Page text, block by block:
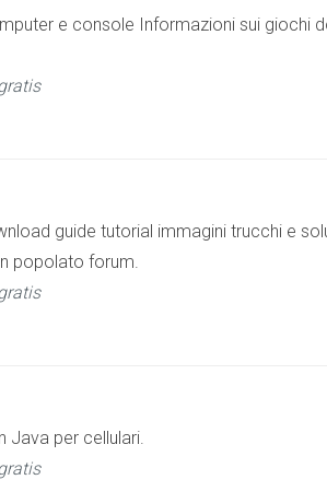
e console Informazioni sui giochi
guide tutorial immagini trucchi e
popolato forum.
Java per cellulari.